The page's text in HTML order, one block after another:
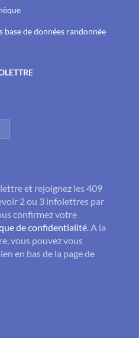
base de données randonnée
et rejoignez les 409
2 ou 3 infolettres par
confirmez votre
de confidentialité. A la
vous pouvez vous
en bas de la page de